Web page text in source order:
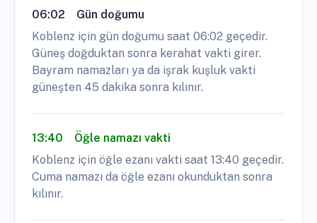
06:02
Gün doğumu
Koblenz için gün doğumu saat 06:02 geçedir.
Güneş doğduktan sonra kerahat vakti girer.
Bayram namazları ya da işrak kuşluk vakti
güneşten 45 dakika sonra kılınır.
13:40
Öğle namazı vakti
Koblenz için öğle ezanı vakti saat 13:40 geçedir.
Cuma namazı da öğle ezanı okunduktan sonra
kılınır.